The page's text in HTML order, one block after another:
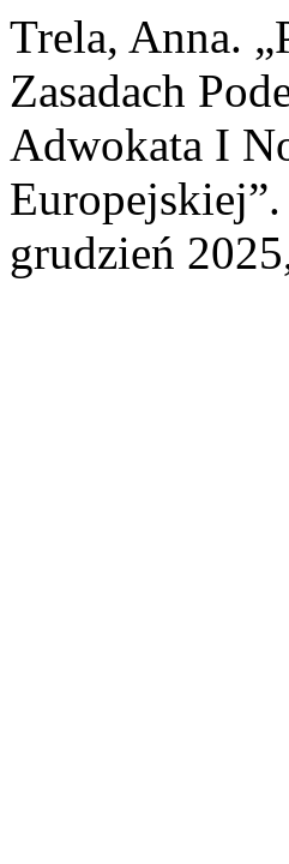
Trela, Anna.
Zasadach
Adwokata I
Europejskiej”.
grudzień